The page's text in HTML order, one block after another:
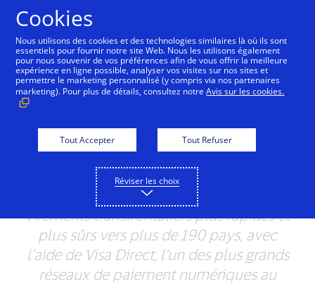
Visa Canada et RemitBee
: vers des paiements
instantanés et sécurisés
RemitBee accroît sa présence
internationale en proposant des
virements transfrontaliers plus rapides et
plus sûrs vers plus de 190 pays, avec
l’aide de Visa Direct, l’un des plus grands
réseaux de paiement numériques au
Cookies
Nous utilisons des cookies et des technologies similaires là où ils sont
essentiels pour fournir notre site Web. Nous les utilisons également
pour nous souvenir de vos préférences afin de vous offrir la meilleure
expérience en ligne possible, analyser vos visites sur nos sites et
permettre le marketing personnalisé (y compris via nos partenaires
marketing). Pour plus de détails, consultez notreAvis sur les cookies.
Tout Accepter Tout Refuser
Réviser les choix